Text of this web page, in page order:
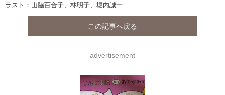
ラスト：山脇百合子、林明子、堀内誠一
この記事へ戻る
advertisement